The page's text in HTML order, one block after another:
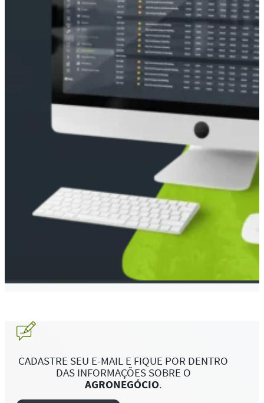
CADASTRE SEU E-MAIL E FIQUE POR DENTRO
DAS INFORMAÇÕES SOBRE O
AGRONEGÓCIO.